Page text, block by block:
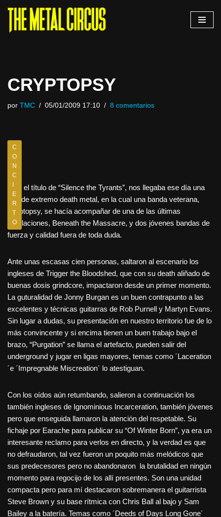
Saltar
CRYPTOPSY
por TMC 05/01/2009 17:10 8 comentarios
C
O
N
C
I
E
R
T
O
Bajo el título de “Silence the Tyrants”, nos llegaba ese día una
gira de extremo death metal, en la cual una banda veterana,
Cryptopsy, se hacía acompañar de una de las últimas
revelaciones, Beneath the Massacre, y dos jóvenes bandas de
fuerza y calidad fuera de toda duda.
Ante unas escasas cien personas, saltaron al escenario los
ingleses de Trigger the Bloodshed, que con su death aliñado de
buenas dosis grindcore, impactaron desde un primer momento.
La guturalidad de Jonny Burgan es un buen contrapunto a las
excelentes y técnicas guitarras de Rob Purnell y Martyn Evans.
Sin lugar a dudas, su presentación en nuestro territorio fue de lo
más convincente y si encima tienen un buen trabajo bajo el
brazo, “Purgation” se llama el artefacto, pueden salir del
underground y jugar en ligas mayores, temas como ´Laceration
´e ´Impregnable Miscreation´ lo atestiguan.
Con los oídos aún retumbando, salieron a continuación los
también ingleses de Ignominious Incarceration, también jóvenes
pero que enseguida llamaron la atención del respetable. Su
fichaje por Earache para publicar su “Of Winter Born”, ya era un
interesante reclamo para verlos en directo, y la verdad es que
no defraudaron, tal vez fueron un poquito más melódicos que
sus predecesores pero no abandonaron la brutalidad en ningún
momento para regocijo de los allí presentes. Son una unidad
compacta pero para mí destacaron sobremanera el guitarrista
Steve Brown y su base rítmica con Chris Ball al bajo y Sam
Bailey a la batería. Temas como ´Deeds of Days Long Gone´